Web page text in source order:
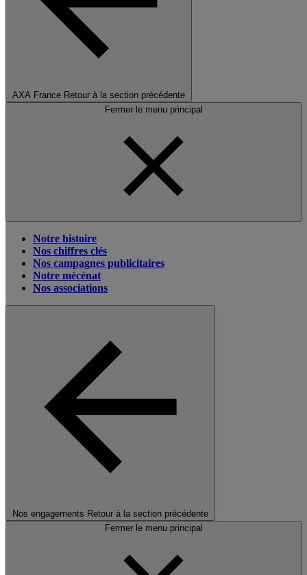
AXA France Retour à la section précédente
Fermer le menu principal
Notre histoire
Nos chiffres clés
Nos campagnes publicitaires
Notre mécénat
Nos associations
Nos engagements Retour à la section précédente
Fermer le menu principal